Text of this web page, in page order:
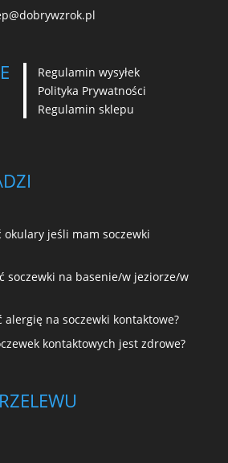
Regulamin wysyłek
Polityka Prywatności
Regulamin sklepu
okulary jeśli mam soczewki
soczewki na basenie/w jeziorze/w
alergię na soczewki kontaktowe?
kontaktowych jest zdrowe?